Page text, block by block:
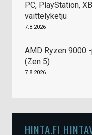
PC, PlayStation,
väittelyketju
7.8.2026
AMD Ryzen 9000
(Zen 5)
7.8.2026
HINTA.FI